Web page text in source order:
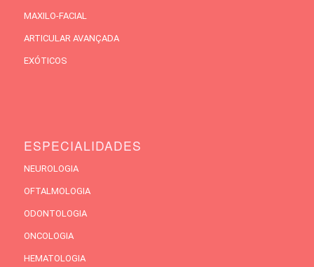
MAXILO-FACIAL
ARTICULAR AVANÇADA
EXÓTICOS
ESPECIALIDADES
NEUROLOGIA
OFTALMOLOGIA
ODONTOLOGIA
ONCOLOGIA
HEMATOLOGIA